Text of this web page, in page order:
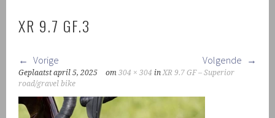
XR 9.7 GF.3
Vorige Volgende
Geplaatstapril 5, 2025 om304 × 304 inXR 9.7 GF – Superior
road/gravel bike